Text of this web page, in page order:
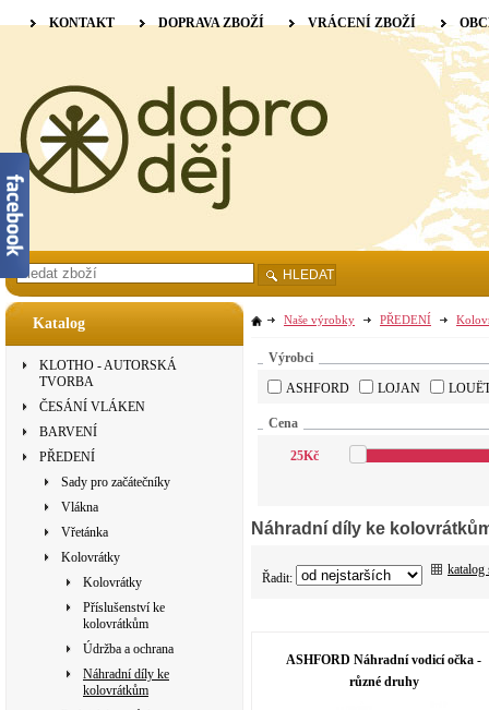
Katalog
KLOTHO - AUTORSKÁ
TVORBA
ČESÁNÍ VLÁKEN
BARVENÍ
PŘEDENÍ
Sady pro začátečníky
Vlákna
Vřetánka
Kolovrátky
Kolovrátky
Příslušenství ke
kolovrátkům
Údržba a ochrana
Náhradní díly ke
kolovrátkům
Naše výrobky PŘEDENÍ
Výrobci
ASHFORD
LOJAN
Cena
25Kč
Náhradní díly ke
Řadit:
katalog
ASHFORD Náhradní vodicí očka -
různé druhy
KONTAKT DOPRAVA ZBOŽÍ VRÁCENÍ ZBOŽÍ
HLEDAT